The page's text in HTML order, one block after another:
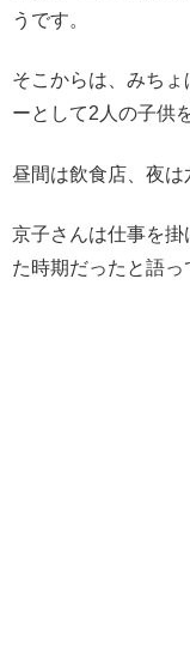
うです。
そこからは、みち
ーとして2人の子供
昼間は飲食店、夜は
京子さんは仕事を
た時期だったと語っ